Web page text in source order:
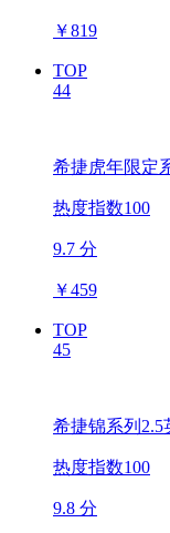
￥819
TOP
44
希捷虎年限定
热度指数100
9.7 分
￥459
TOP
45
希捷锦系列2.5
热度指数100
9.8 分